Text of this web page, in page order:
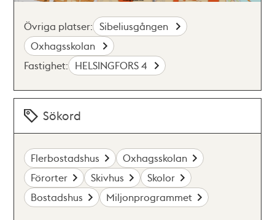
Övriga platser: Sibeliusgången
Oxhagsskolan
Fastighet: HELSINGFORS 4
Sökord
Flerbostadshus
Oxhagsskolan
Förorter
Skivhus
Skolor
Bostadshus
Miljonprogrammet